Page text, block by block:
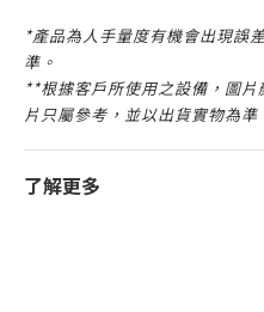
*產品為人手量度有機會出現誤
準。
**根據客戶所使用之設備，圖
片只屬參考，並以出貨實物為準
了解更多